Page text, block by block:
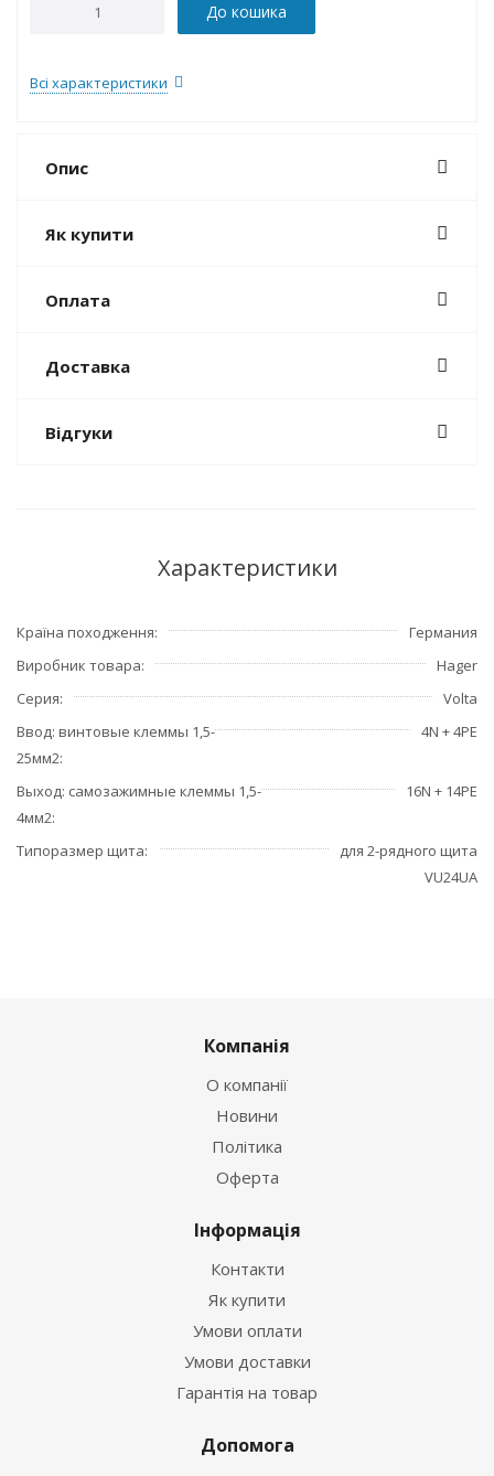
До кошика
Всі характеристики
Опис
Як купити
Оплата
Доставка
Відгуки
Характеристики
Країна походження
Германия
Виробник товара
Hager
Серия
Volta
Ввод: винтовые клеммы 1,5-
25мм2
4N + 4PE
Выход: самозажимные клеммы 1,5-
4мм2
16N + 14PE
Типоразмер щита
для 2-рядного щита
VU24UA
Компанія
О компанії
Новини
Політика
Оферта
Інформація
Контакти
Як купити
Умови оплати
Умови доставки
Гарантія на товар
Допомога